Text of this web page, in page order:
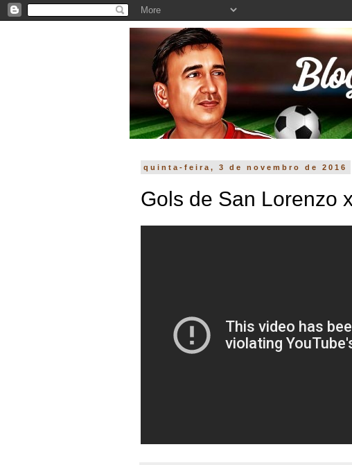
quinta-feira, 3 de novembro de 2016
Gols de San Lorenzo